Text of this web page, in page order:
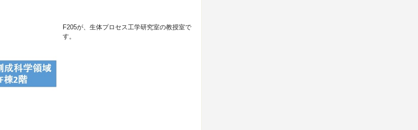
F205が、生体プロセス工学研究室の教授室で
す。